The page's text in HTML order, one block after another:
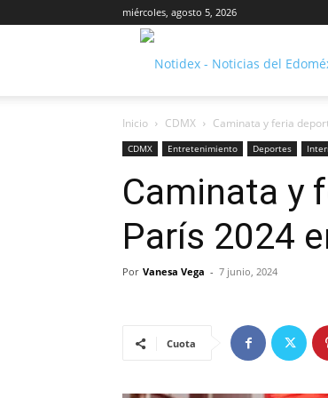
miércoles, agosto 5, 2026
Inicio CDMX Caminata y feria
CDMX Entretenimiento Deportes
Caminata y
París 2024
Por Vanesa Vega - 7 junio, 2024
Cuota